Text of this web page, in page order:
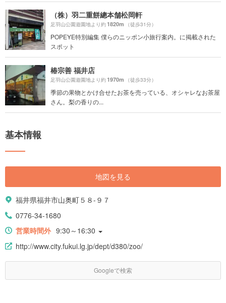
（株）羽二重餅總本舗松岡軒
足羽山公園遊園地より約1820m （徒歩31分）
POPEYE特別編集 僕らのニッポン小旅行案内。に掲載された
スポット
椿宗善 福井店
足羽山公園遊園地より約1970m （徒歩33分）
季節の果物とかけ合せたお茶を売っている、オシャレなお茶屋
さん。梨の香りの...
基本情報
地図を見る
福井県福井市山奥町５８-９７
0776-34-1680
営業時間外 9:30～16:30
http://www.city.fukui.lg.jp/dept/d380/zoo/
Googleで検索